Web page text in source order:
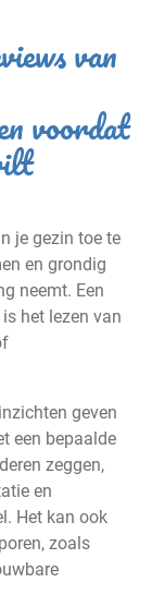
van
voordat
je gezin toe te
en grondig
neemt. Een
het lezen van
geven
een bepaalde
zeggen,
en
Het kan ook
zoals